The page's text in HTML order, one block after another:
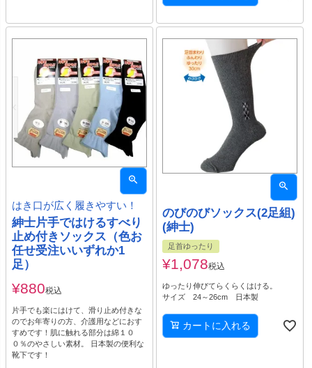
はき口が広く履きやすい！
紳士片手ではけるすべり
止め付きソックス（色お
任せ受注いいずれか1
足）
¥880税込
片手でも楽にはけて、滑り止め付きな
のでお年寄りの方、介護用などにおす
すめです！肌に触れる部分は綿１０
０％のやさしい素材。 日本製の便利な
靴下です！
のびのびソックス(2足組)
(紳士)
足首ゆったり
¥1,078税込
ゆったり伸びてらくらくはける。
サイズ 24～26cm 日本製
カートに入れる